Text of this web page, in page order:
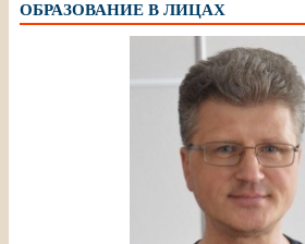
ОБРАЗОВАНИЕ В ЛИЦАХ